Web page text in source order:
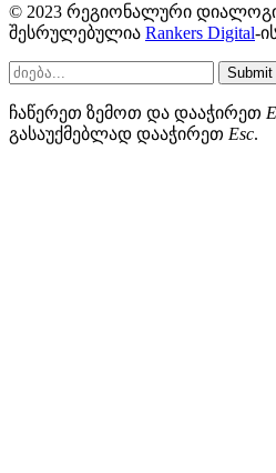
© 2023 რეგიონალური
შესრულებულია Rankers Digital-
Submit
ჩაწერეთ ზემოთ და დააჭირეთ
გასაუქმებლად დააჭირეთ Esc.